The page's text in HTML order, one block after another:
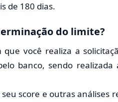
de 180 dias.
do limite?
você realiza a
banco, sendo
score e outras análises